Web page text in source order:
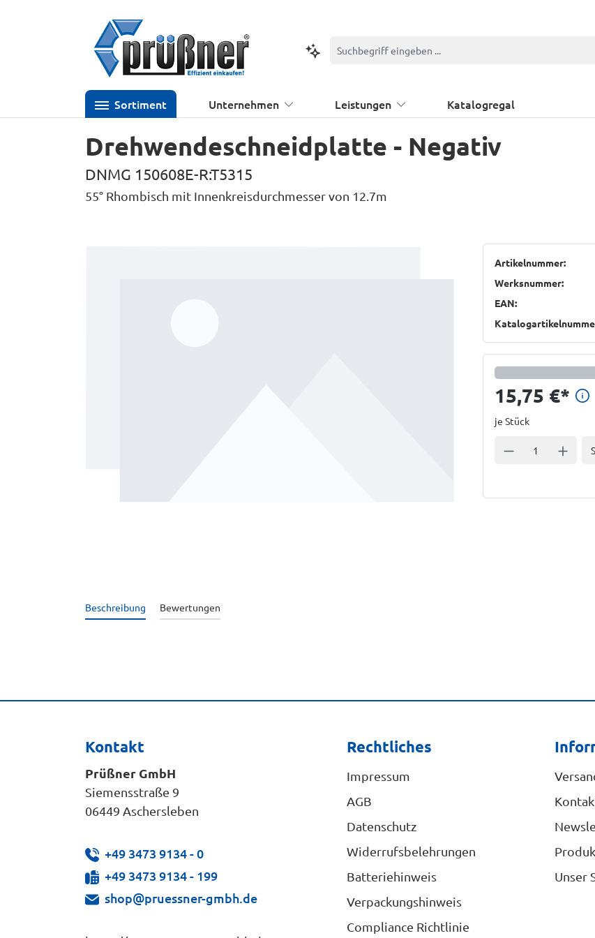
Kontextbasierte Suche
Sortiment Unternehmen Leistungen Katalogregal
Drehwendeschneidplatte - Negativ
DNMG 150608E-R:T5315
55° Rhombisch mit Innenkreisdurchmesser von 12.7m
Artikelnummer:
Werksnummer:
EAN:
15,75 €*
je Stück
Anzahl verringern
Anzahl
Beschreibung Bewertungen
Kontakt
Prüßner GmbH
Siemensstraße 9
06449 Aschersleben
+49 3473 9134 - 0
+49 3473 9134 - 199
shop@pruessner-gmbh.de
Rechtliches
Impressum
AGB
Datenschutz
Widerrufsbelehrungen
Batteriehinweis
Verpackungshinweis
Compliance Richtlinie
Unser